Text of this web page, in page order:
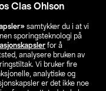
Clas Ohlson
samtykker du i at vi
sporingsteknologi på
for å
analysere bruken av
Vi bruker fire
analytiske og
er det ikke noe